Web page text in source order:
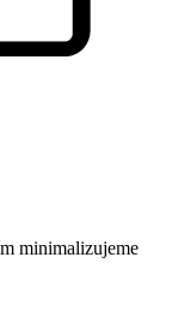
minimalizujeme